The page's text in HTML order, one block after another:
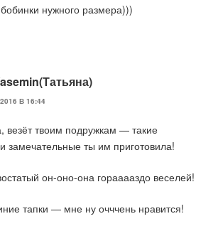
бобинки нужного размера)))
В 16:44
везёт твоим подружкам — такие
замечательные ты им приготовила!
он-оно-она горааааздо веселей!
тапки — мне ну очччень нравится!